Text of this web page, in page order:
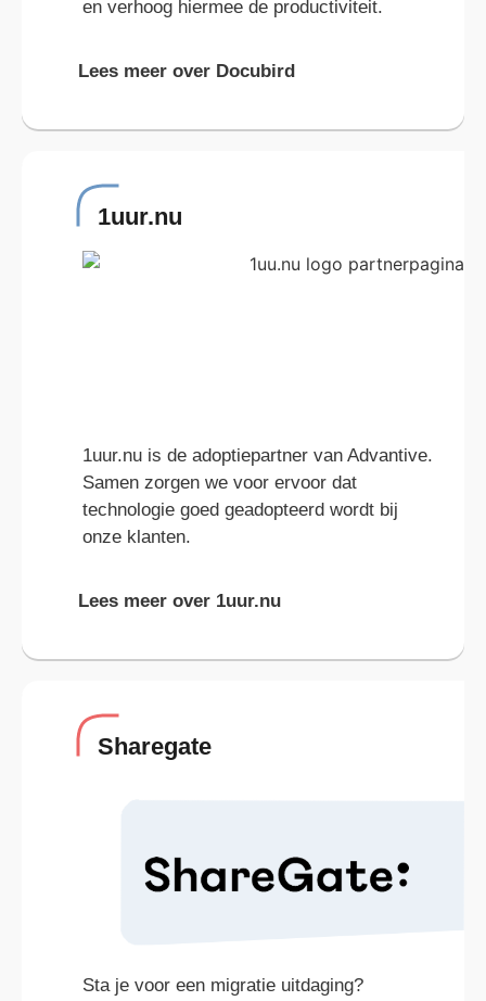
en verhoog hiermee de productiviteit.
Lees meer over Docubird
1uur.nu
1uur.nu is de adoptiepartner van Advantive.
Samen zorgen we voor ervoor dat
technologie goed geadopteerd wordt bij
onze klanten.
Lees meer over 1uur.nu
Sharegate
Sta je voor een migratie uitdaging?